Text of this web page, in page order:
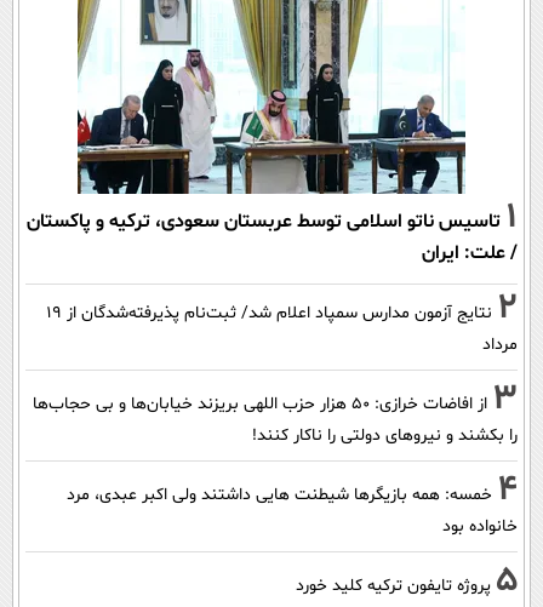
1 تاسیس ناتو اسلامی توسط عربستان سعودی، ترکیه و پاکستان
/ علت: ایران
2
نتایج آزمون مدارس سمپاد اعلام شد/ ثبت‌نام پذیرفته‌شدگان از ۱۹
مرداد
3
از افاضات خرازی: ۵۰ هزار حزب اللهی بریزند خیابان‌ها و بی حجاب‌ها
را بکشند و نیرو‌های دولتی را ناکار کنند!
4 خمسه: همه بازیگرها شیطنت هایی داشتند ولی اکبر عبدی، مرد
خانواده بود
5 پروژه تایفون ترکیه کلید خورد